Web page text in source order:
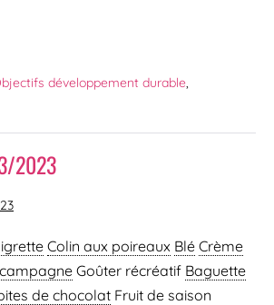
développement durable,
2023
Colin aux poireaux Blé Crème
Goûter récréatif Baguette
de chocolat Fruit de saison